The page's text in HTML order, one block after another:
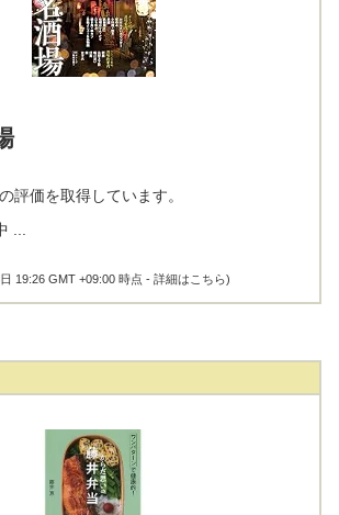
評価を取得しています。
19:26 GMT +09:00 時点 -詳細はこちら)